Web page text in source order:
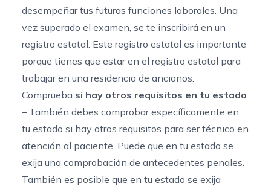
desempeñar tus futuras funciones laborales. Una
vez superado el examen, se te inscribirá en un
registro estatal. Este registro estatal es importante
porque tienes que estar en el registro estatal para
trabajar en una residencia de ancianos.
Comprueba si hay otros requisitos en tu estado
– También debes comprobar específicamente en
tu estado si hay otros requisitos para ser técnico en
atención al paciente. Puede que en tu estado se
exija una comprobación de antecedentes penales.
También es posible que en tu estado se exija